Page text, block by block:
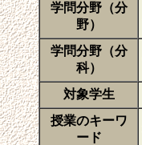
学問分野（分
野）
学問分野（分
科）
対象学生
授業のキーワ
ード